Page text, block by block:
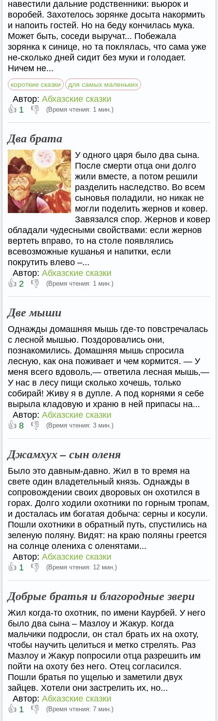
навестили дальние родственники: вьюрок и
воробей. Захотелось зорянке досыта накормить
и напоить гостей. Но на беду кончилась мука.
Может быть, соседи выручат... Побежала
зорянка к синице, но та поклялась, что сама уже
не-сколько дней сидит без муки и голодает.
Ничем не...
короткие сказки для самых маленьких
Автор: Абхазские сказки
👍 1 👎 (Время чтения: 1 мин.)
Два брата
У одного царя было два сына.
После смерти отца они долго
жили вместе, а потом решили
разделить наследство. Во всем
сыновья поладили, но никак не
могли поделить жернов и ковер.
Завязался спор. Жернов и ковер
обладали чудесными свойствами: если жернов
вертеть вправо, то на столе появлялись
всевозможные кушанья и напитки, если
покрутить влево –...
Автор: Абхазские сказки
👍 2 👎 (Время чтения: 1 мин.)
Две мыши
Однажды домашняя мышь где-то повстречалась
с лесной мышью. Поздоровались они,
познакомились. Домашняя мышь спросила
лесную, как она поживает и чем кормится. — У
меня всего вдоволь,— ответила лесная мышь,—
У нас в лесу пищи сколько хочешь, только
собирай! Живу я в дупле. А под корнями я себе
вырыла кладовую и храню в ней припасы на...
Автор: Абхазские сказки
👍 8 👎 (Время чтения: 3 мин.)
Джамхух – сын оленя
Было это давным-давно. Жил в то время на
свете один владетельный князь. Однажды в
сопровождении своих дворовых он охотился в
горах. Долго ходили охотники по горным тропам,
и досталась им богатая добыча: серны и косули.
Пошли охотники в обратный путь, спустились на
зеленую поляну. Видят: на краю поляны греется
на солнце олениха с оленятами...
Автор: Абхазские сказки
👍 1 👎 (Время чтения: 12 мин.)
Добрые братья и благородные звери
Жил когда-то охотник, по имени Каурбей. У него
было два сына – Мазлоу и Жакур. Когда
мальчики подросли, он стал брать их на охоту,
чтобы научить целиться и метко стрелять. Раз
Мазлоу и Жакур попросили отца разрешить им
пойти на охоту без него. Отец согласился.
Пошли братья по ущелью и заметили двух
зайцев. Хотели они застрелить их, но...
Автор: Абхазские сказки
👍 1 👎 (Время чтения: 7 мин.)